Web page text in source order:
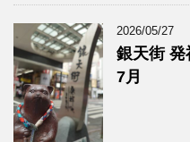
2026/05/27
銀天街 発
7月